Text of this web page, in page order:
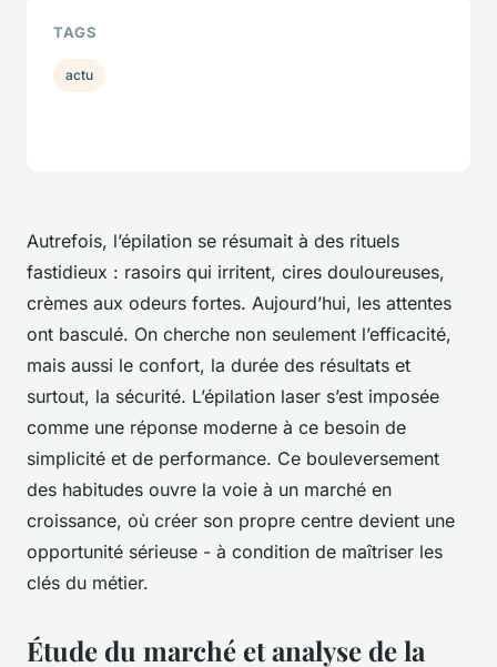
Autrefois, l’épilation se résumait à des rituels
fastidieux : rasoirs qui irritent, cires douloureuses,
crèmes aux odeurs fortes. Aujourd’hui, les attentes
ont basculé. On cherche non seulement l’efficacité,
mais aussi le confort, la durée des résultats et
surtout, la sécurité. L’épilation laser s’est imposée
comme une réponse moderne à ce besoin de
simplicité et de performance. Ce bouleversement
des habitudes ouvre la voie à un marché en
croissance, où créer son propre centre devient une
opportunité sérieuse - à condition de maîtriser les
clés du métier.
Étude du marché et analyse de la
TAGS
actu